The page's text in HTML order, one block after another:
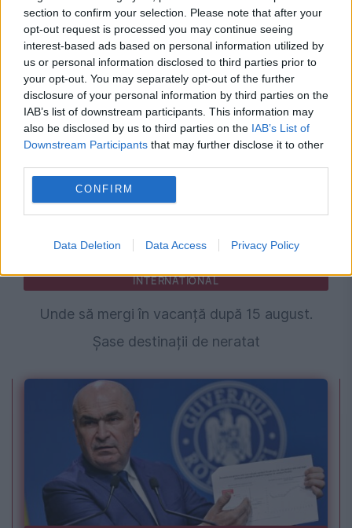
section to confirm your selection. Please note that after your
opt-out request is processed you may continue seeing
interest-based ads based on personal information utilized by
us or personal information disclosed to third parties prior to
your opt-out. You may separately opt-out of the further
disclosure of your personal information by third parties on the
IAB’s list of downstream participants. This information may
also be disclosed by us to third parties on the IAB’s List of
Downstream Participants that may further disclose it to other
CONFIRM
Data Deletion Data Access Privacy Policy
Fermierii francezi schimbă culturile din cauza
secetei. Năutul și lintea câștigă teren în
Alsacia
INTERNATIONAL
Unde să mergi în vacanță după 15 august.
Șase destinații de neratat